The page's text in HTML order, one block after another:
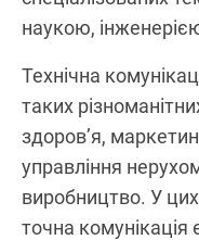
наукою,
Технічна
таких
здоров’я,
управління
виробництво. У
точна